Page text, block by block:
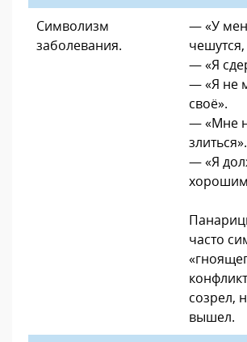
Символизм
заболевания.
— «У
— «Я
— «Я не
своё».
— «Мне
злиться».
— «Я
часто
созрел,
вышел.